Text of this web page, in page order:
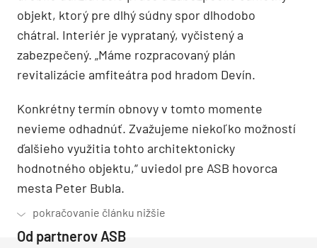
objekt, ktorý pre dlhý súdny spor dlhodobo
chátral. Interiér je vyprataný, vyčistený a
zabezpečený. „Máme rozpracovaný plán
revitalizácie amfiteátra pod hradom Devín.
Konkrétny termín obnovy v tomto momente
nevieme odhadnúť. Zvažujeme niekoľko možností
ďalšieho využitia tohto architektonicky
hodnotného objektu,“ uviedol pre ASB hovorca
mesta Peter Bubla.
Od partnerov ASB